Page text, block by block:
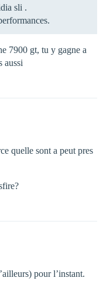
sli .
7900 gt, tu y gagne a
aussi
quelle sont a peut pres
pour l’instant.